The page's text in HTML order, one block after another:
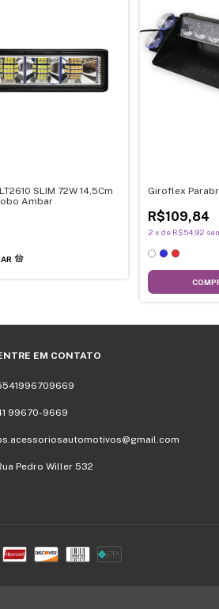
SLIM 72W 14,5Cm
Ambar
Giroflex
R$109,84
2 x de R$54,92
EM CONTATO
99670-9669
Pedro Willer 532